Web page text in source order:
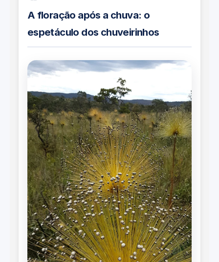
A floração após a chuva: o
espetáculo dos chuveirinhos